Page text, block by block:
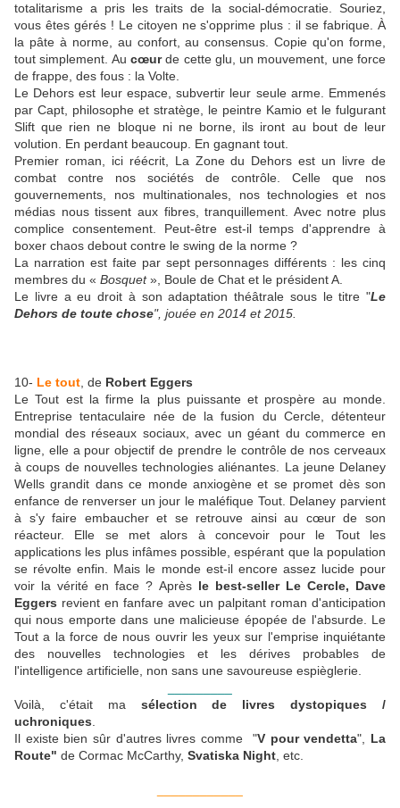
totalitarisme a pris les traits de la social-démocratie. Souriez,
vous êtes gérés ! Le citoyen ne s'opprime plus : il se fabrique. À
la pâte à norme, au confort, au consensus. Copie qu'on forme,
tout simplement. Au cœurde cette glu, un mouvement, une force
de frappe, des fous : la Volte.
Le Dehors est leur espace, subvertir leur seule arme. Emmenés
par Capt, philosophe et stratège, le peintre Kamio et le fulgurant
Slift que rien ne bloque ni ne borne, ils iront au bout de leur
volution. En perdant beaucoup. En gagnant tout.
Premier roman, ici réécrit, La Zone du Dehors est un livre de
combat contre nos sociétés de contrôle. Celle que nos
gouvernements, nos multinationales, nos technologies et nos
médias nous tissent aux fibres, tranquillement. Avec notre plus
complice consentement. Peut-être est-il temps d'apprendre à
boxer chaos debout contre le swing de la norme ?
La narration est faite par sept personnages différents : les cinq
membres du « Bosquet», Boule de Chat et le président A.
Le livre a eu droit à son adaptation théâtrale sous le titre "Le
Dehors de toute chose", jouée en 2014 et 2015.
10- Le tout , de Robert Eggers
Le Tout est la firme la plus puissante et prospère au monde.
Entreprise tentaculaire née de la fusion du Cercle, détenteur
mondial des réseaux sociaux, avec un géant du commerce en
ligne, elle a pour objectif de prendre le contrôle de nos cerveaux
à coups de nouvelles technologies aliénantes. La jeune Delaney
Wells grandit dans ce monde anxiogène et se promet dès son
enfance de renverser un jour le maléfique Tout. Delaney parvient
à s'y faire embaucher et se retrouve ainsi au cœur de son
réacteur. Elle se met alors à concevoir pour le Tout les
applications les plus infâmes possible, espérant que la population
se révolte enfin. Mais le monde est-il encore assez lucide pour
voir la vérité en face ? Après le best-seller Le Cercle, Dave
Eggers revient en fanfare avec un palpitant roman d'anticipation
qui nous emporte dans une malicieuse épopée de l'absurde. Le
Tout a la force de nous ouvrir les yeux sur l'emprise inquiétante
des nouvelles technologies et les dérives probables de
l'intelligence artificielle, non sans une savoureuse espièglerie.
Voilà, c'était ma sélection de livres dystopiques /
uchroniques
Il existe bien sûr d'autres livres comme "V pour vendetta", La
Route" de Cormac McCarthy, Svatiska Night , etc.